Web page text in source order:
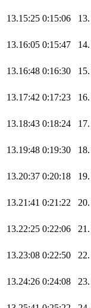
13.15:25 0:15:06 13.
13.16:05 0:15:47 14.
13.16:48 0:16:30 15.
13.17:42 0:17:23 16.
13.18:43 0:18:24 17.
13.19:48 0:19:30 18.
13.20:37 0:20:18 19.
13.21:41 0:21:22 20.
13.22:25 0:22:06 21.
13.23:08 0:22:50 22.
13.24:26 0:24:08 23.